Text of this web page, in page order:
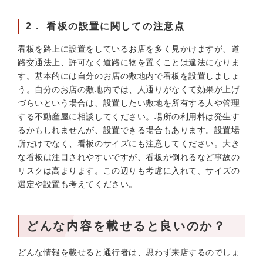
2． 看板の設置に関しての注意点
看板を路上に設置をしているお店を多く見かけますが、道
路交通法上、許可なく道路に物を置くことは違法になりま
す。基本的には自分のお店の敷地内で看板を設置しましょ
う。自分のお店の敷地内では、人通りがなくて効果が上げ
づらいという場合は、設置したい敷地を所有する人や管理
する不動産屋に相談してください。場所の利用料は発生す
るかもしれませんが、設置できる場合もあります。設置場
所だけでなく、看板のサイズにも注意してください。大き
な看板は注目されやすいですが、看板が倒れるなど事故の
リスクは高まります。この辺りも考慮に入れて、サイズの
選定や設置も考えてください。
どんな内容を載せると良いのか？
どんな情報を載せると通行者は、思わず来店するのでしょ